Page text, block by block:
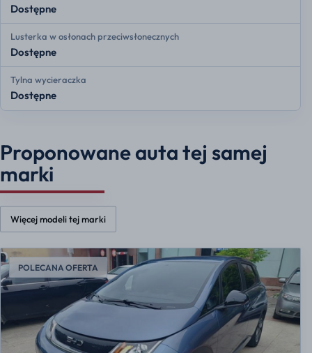
Dostępne
Lusterka w osłonach przeciwsłonecznych
Dostępne
Tylna wycieraczka
Dostępne
Proponowane auta tej samej
marki
Więcej modeli tej marki
POLECANA OFERTA